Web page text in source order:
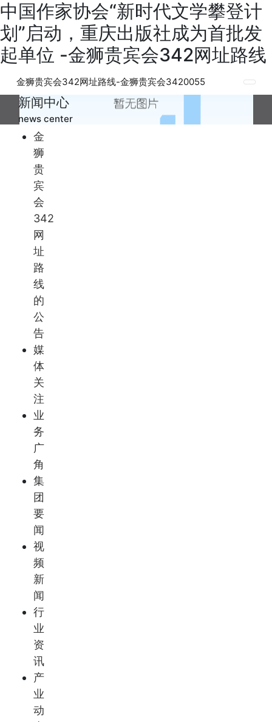
中国作家协会“新时代文学攀登计
划”启动，重庆出版社成为首批发
起单位 -金狮贵宾会342网址路线
金狮贵宾会342网址路线-金狮贵宾会3420055
新闻中心
news center
金
狮
贵
宾
会
342
网
址
路
线
的
公
告
媒
体
关
注
业
务
广
角
集
团
要
闻
视
频
新
闻
行
业
资
讯
产
业
动